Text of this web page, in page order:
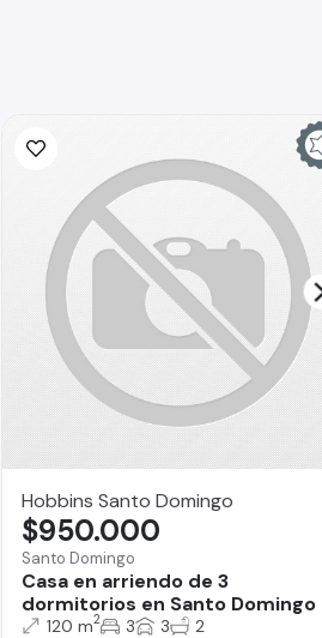
Hobbins Santo Domingo
Santo Domingo
Casa en arriendo de 3
dormitorios en Santo Domingo
$950.000
120 m2 3 3 2